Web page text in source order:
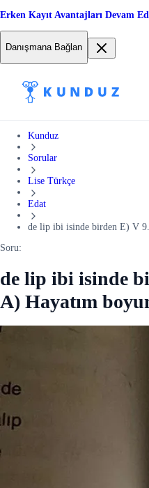
Erken Kayıt Avantajları Devam
Danışmana Bağlan
Kunduz
Sorular
Lise Türkçe
Edat
de lip ibi isinde birden E) V 9.
Soru:
de lip ibi isinde
A) Hayatım